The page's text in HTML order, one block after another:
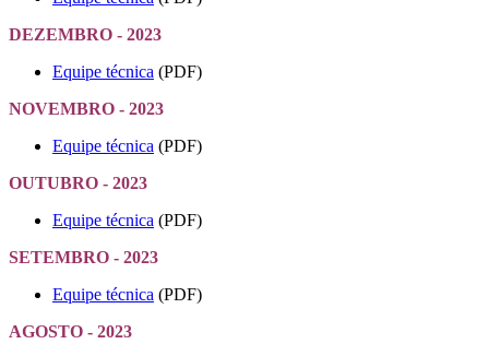
DEZEMBRO - 2023
Equipe técnica (PDF)
NOVEMBRO - 2023
Equipe técnica (PDF)
OUTUBRO - 2023
Equipe técnica (PDF)
SETEMBRO - 2023
Equipe técnica (PDF)
AGOSTO - 2023